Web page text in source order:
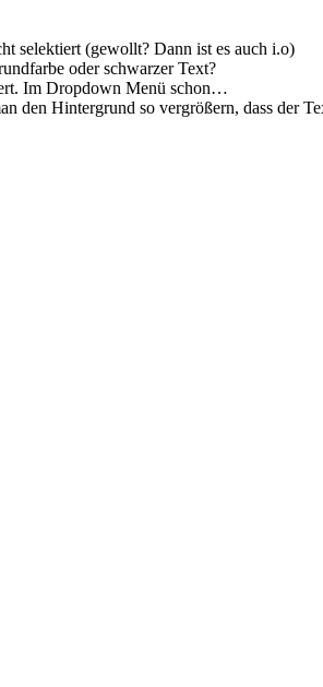
selektiert (gewollt? Dann ist es auch i.o)
oder schwarzer Text?
Im Dropdown Menü schon…
Hintergrund so vergrößern, dass der